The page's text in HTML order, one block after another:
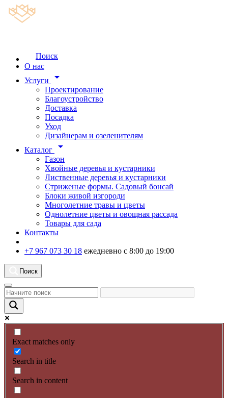
Поиск
О нас
Услуги
arrow_drop_down
Проектирование
Благоустройство
Доставка
Посадка
Уход
Дизайнерам и озеленителям
Каталог
arrow_drop_down
Газон
Хвойные деревья и кустарники
Лиственные деревья и кустарники
Стриженые формы. Садовый бонсай
Блоки живой изгороди
Многолетние травы и цветы
Однолетние цветы и овощная рассада
Товары для сада
Контакты
+7 967 073 30 18 ежедневно с 8:00 до 19:00
Поиск
Exact matches only
Search in title
Search in content